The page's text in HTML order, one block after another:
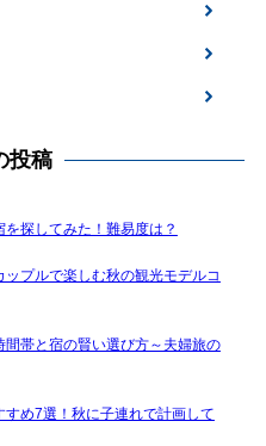
投稿
探してみた！難易度は？
プルで楽しむ秋の観光モデルコ
帯と宿の賢い選び方～夫婦旅の
め7選！秋に子連れで計画して